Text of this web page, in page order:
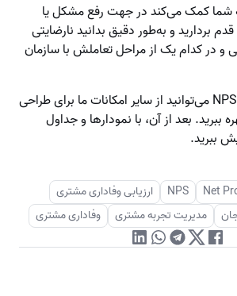
کمک می‌کند در جهت رفع مشکل یا
بردارید و به‌طور دقیق بدانید نارضایتی
در کدام یک از مراحل تعاملش با سازمان
در طراحی نظرسنجی NPS می‌توانید از سایر امکانات ما برای طراحی
ببرید. بعد از آن، با نمودارها و جداول
ببرید.
Net
NPS
ارزیابی وفاداری مشتری
مدیریت تجربه مشتری وفاداری مشتری